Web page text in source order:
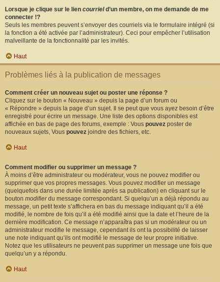
Lorsque je clique sur le lien courrield’un membre, on me demande de me
connecter !?
Seuls les membres peuvent s’envoyer des courriels via le formulaire intégré (si
la fonction a été activée par l’administrateur). Ceci pour empêcher l’utilisation
malveillante de la fonctionnalité par les invités.
Haut
Problèmes liés à la publication de messages
Comment créer un nouveau sujet ou poster une réponse ?
Cliquez sur le bouton « Nouveau » depuis la page d’un forum ou
« Répondre » depuis la page d’un sujet. Il se peut que vous ayez besoin d’être
enregistré pour écrire un message. Une liste des options disponibles est
affichée en bas de page des forums, exemple : Vous pouvez poster de
nouveaux sujets, Vous pouvez joindre des fichiers, etc.
Haut
Comment modifier ou supprimer un message ?
À moins d’être administrateur ou modérateur, vous ne pouvez modifier ou
supprimer que vos propres messages. Vous pouvez modifier un message
(quelquefois dans une durée limitée après sa publication) en cliquant sur le
bouton modifierdu message correspondant. Si quelqu’un a déjà répondu au
message, un petit texte s’affichera en bas du message indiquant qu’il a été
modifié, le nombre de fois qu’il a été modifié ainsi que la date et l’heure de la
dernière modification. Ce message n’apparaîtra pas si un modérateur ou un
administrateur modifie le message, cependant ils ont la possibilité de laisser
une note indiquant qu’ils ont modifié le message de leur propre initiative.
Notez que les utilisateurs ne peuvent pas supprimer un message une fois que
quelqu’un y a répondu.
Haut